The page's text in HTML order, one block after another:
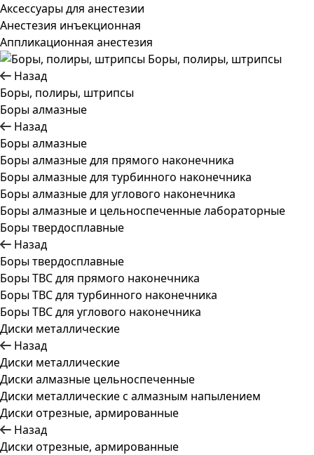
Аксессуары для анестезии
Анестезия инъекционная
Аппликационная анестезия
Боры, полиры, штрипсы
Назад
Боры, полиры, штрипсы
Боры алмазные
Назад
Боры алмазные
Боры алмазные для прямого наконечника
Боры алмазные для турбинного наконечника
Боры алмазные для углового наконечника
Боры алмазные и цельноспеченные лабораторные
Боры твердосплавные
Назад
Боры твердосплавные
Боры ТВС для прямого наконечника
Боры ТВС для турбинного наконечника
Боры ТВС для углового наконечника
Диски металлические
Назад
Диски металлические
Диски алмазные цельноспеченные
Диски металлические с алмазным напылением
Диски отрезные, армированные
Назад
Диски отрезные, армированные